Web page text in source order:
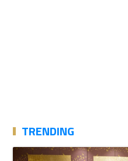
TRENDING